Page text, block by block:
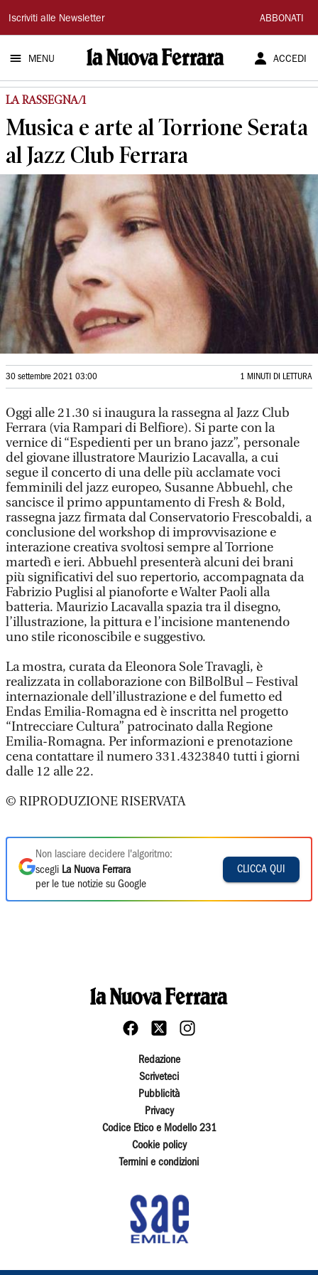
La
Nuova
Ferrara
Iscriviti alle Newsletter ABBONATI
MENU ACCEDI
LA RASSEGNA/1
Musica e arte al Torrione Serata
al Jazz Club Ferrara
30 settembre 2021 03:00 1 MINUTI DI LETTURA
Oggi alle 21.30 si inaugura la rassegna al Jazz Club
Ferrara (via Rampari di Belfiore). Si parte con la
vernice di “Espedienti per un brano jazz”, personale
del giovane illustratore Maurizio Lacavalla, a cui
segue il concerto di una delle più acclamate voci
femminili del jazz europeo, Susanne Abbuehl, che
sancisce il primo appuntamento di Fresh & Bold,
rassegna jazz firmata dal Conservatorio Frescobaldi, a
conclusione del workshop di improvvisazione e
interazione creativa svoltosi sempre al Torrione
martedì e ieri. Abbuehl presenterà alcuni dei brani
più significativi del suo repertorio, accompagnata da
Fabrizio Puglisi al pianoforte e Walter Paoli alla
batteria. Maurizio Lacavalla spazia tra il disegno,
l’illustrazione, la pittura e l’incisione mantenendo
uno stile riconoscibile e suggestivo.
La mostra, curata da Eleonora Sole Travagli, è
realizzata in collaborazione con BilBolBul – Festival
internazionale dell’illustrazione e del fumetto ed
Endas Emilia-Romagna ed è inscritta nel progetto
“Intrecciare Cultura” patrocinato dalla Regione
Emilia-Romagna. Per informazioni e prenotazione
cena contattare il numero 331.4323840 tutti i giorni
dalle 12 alle 22.
© RIPRODUZIONE RISERVATA
Non lasciare decidere l'algoritmo:
scegli La Nuova Ferrara
per le tue notizie su Google
CLICCA QUI
Redazione
Scriveteci
Pubblicità
Privacy
Codice Etico e Modello 231
Cookie policy
Termini e condizioni